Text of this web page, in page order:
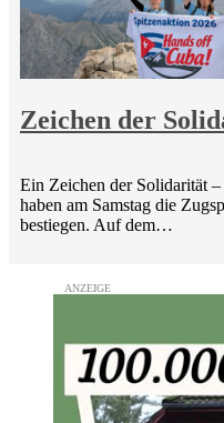
Zeichen der
Ein Zeichen der Solidarität
haben am Samstag die
bestiegen. Auf dem…